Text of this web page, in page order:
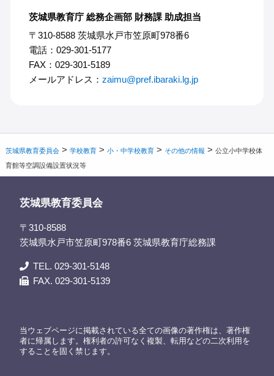
茨城県教育庁 総務企画部 財務課 助成担当
〒310-8588 茨城県水戸市笠原町978番6
電話：029-301-5177
FAX：029-301-5189
メールアドレス： zaimu@pref.ibaraki.lg.jp
茨城県教育委員会 >学校教育 >小・中学校教育 > その他の情報 >公立小中学校体
育館等空調設備設置状況等
茨城県教育委員会
〒310-8588
茨城県水戸市笠原町978番6 茨城県教育庁総務課
TEL. 029-301-5148
FAX. 029-301-5139
当ウェブページに掲載されている全ての画像の著作権は、著作権
者に帰属します。権利者の許可なく複製、転用などの二次利用を
することを固く禁じます。